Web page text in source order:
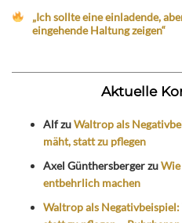
„Ich sollte eine einladende,
eingehende Haltung zeigen“
Aktuelle
AlfzuWaltrop als
mäht, statt zu pflegen
Axel GünthersbergerzuWie
entbehrlich machen
Waltrop als